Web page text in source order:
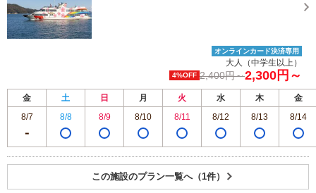
オンラインカード決済専用
大人（中学生以上）
4%OFF 2,400円～2,300円～
金 土 日 月 火 水 木
金
8/7
8/8 8/9 8/10 8/11 8/12 8/13 8/14
この施設のプラン一覧へ（1件）